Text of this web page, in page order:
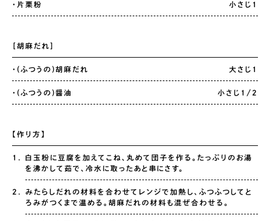
・片栗粉 小さじ1
［胡麻だれ］
・(ふつうの)胡麻だれ 大さじ1
・(ふつうの)醤油 小さじ1/2
【作り方】
白玉粉に豆腐を加えてこね、丸めて団子を作る。たっぷりのお湯
を沸かして茹で、冷水に取ったあと串にさす。
みたらしだれの材料を合わせてレンジで加熱し、ふつふつしてと
ろみがつくまで温める。胡麻だれの材料も混ぜ合わせる。